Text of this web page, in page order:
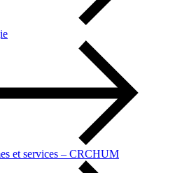
et services – CRCHUM